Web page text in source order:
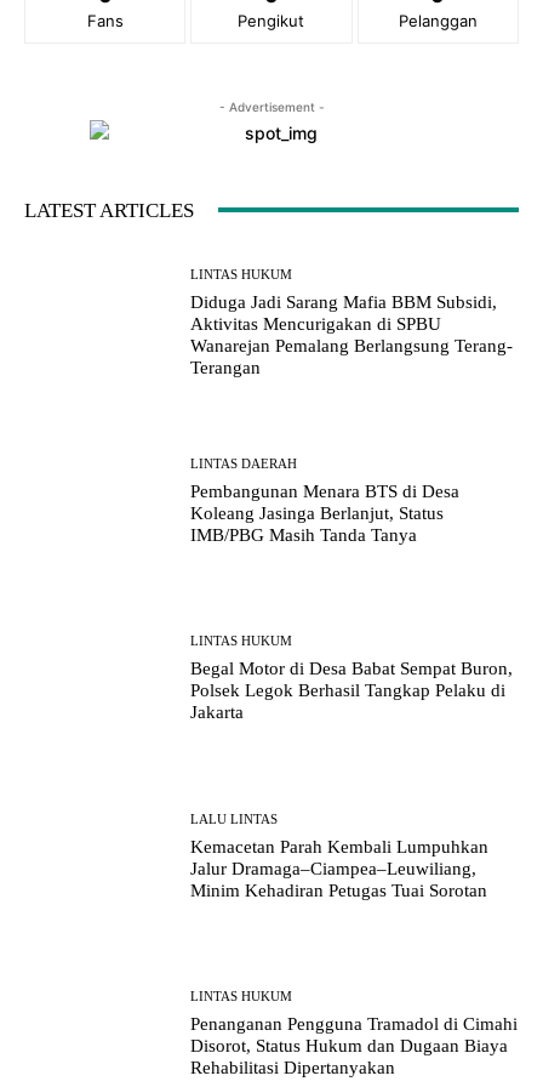
Fans Pengikut Pelanggan
- Advertisement -
LATEST ARTICLES
LINTAS HUKUM
Diduga Jadi Sarang Mafia BBM Subsidi,
Aktivitas Mencurigakan di SPBU
Wanarejan Pemalang Berlangsung Terang-
Terangan
LINTAS DAERAH
Pembangunan Menara BTS di Desa
Koleang Jasinga Berlanjut, Status
IMB/PBG Masih Tanda Tanya
LINTAS HUKUM
Begal Motor di Desa Babat Sempat Buron,
Polsek Legok Berhasil Tangkap Pelaku di
Jakarta
LALU LINTAS
Kemacetan Parah Kembali Lumpuhkan
Jalur Dramaga–Ciampea–Leuwiliang,
Minim Kehadiran Petugas Tuai Sorotan
LINTAS HUKUM
Penanganan Pengguna Tramadol di Cimahi
Disorot, Status Hukum dan Dugaan Biaya
Rehabilitasi Dipertanyakan